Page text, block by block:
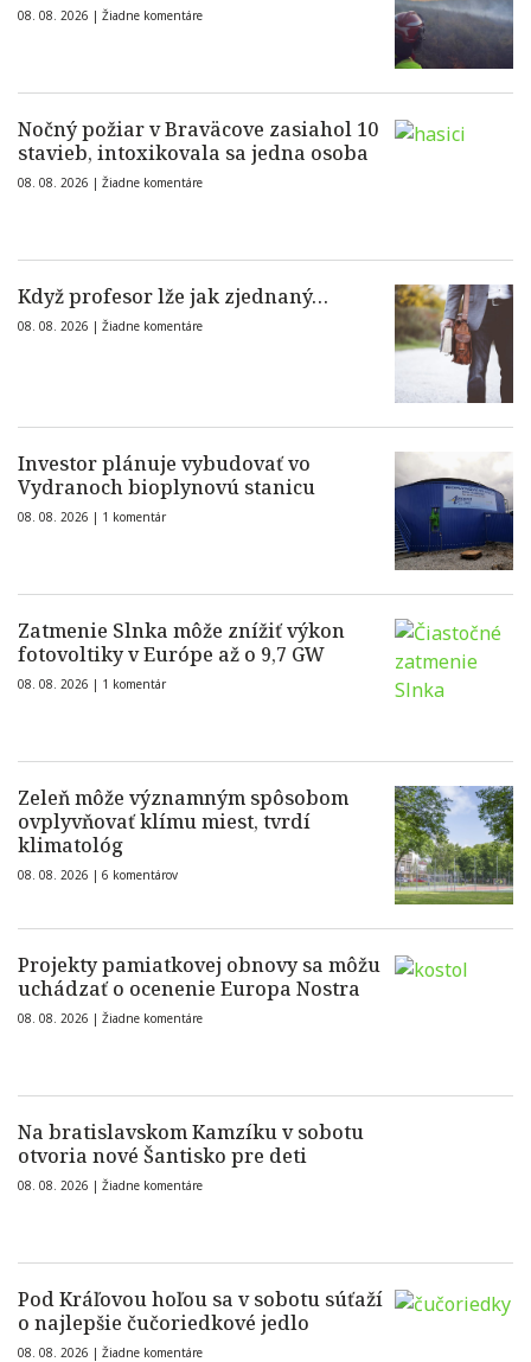
08. 08. 2026 | Žiadne komentáre
Nočný požiar v Braväcove zasiahol 10
stavieb, intoxikovala sa jedna osoba
08. 08. 2026 | Žiadne komentáre
Když profesor lže jak zjednaný…
08. 08. 2026 | Žiadne komentáre
Investor plánuje vybudovať vo
Vydranoch bioplynovú stanicu
08. 08. 2026 | 1 komentár
Zatmenie Slnka môže znížiť výkon
fotovoltiky v Európe až o 9,7 GW
08. 08. 2026 | 1 komentár
Zeleň môže významným spôsobom
ovplyvňovať klímu miest, tvrdí
klimatológ
08. 08. 2026 | 6 komentárov
Projekty pamiatkovej obnovy sa môžu
uchádzať o ocenenie Europa Nostra
08. 08. 2026 | Žiadne komentáre
Na bratislavskom Kamzíku v sobotu
otvoria nové Šantisko pre deti
08. 08. 2026 | Žiadne komentáre
Pod Kráľovou hoľou sa v sobotu súťaží
o najlepšie čučoriedkové jedlo
08. 08. 2026 | Žiadne komentáre